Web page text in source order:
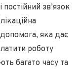
зв’язок
яка дає
роботу
багато часу та